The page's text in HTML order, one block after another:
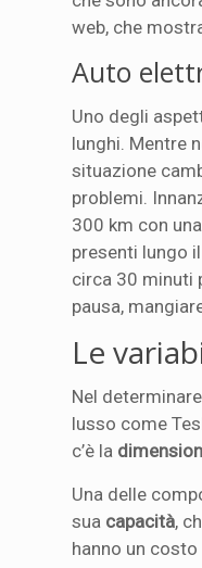
web, che
Auto
Uno degli
lunghi. Mentre
situazione
problemi.
300 km con
presenti lungo
circa 30 minuti
pausa,
Le
Nel
lusso come
c’è la
Una delle
sua capacità,
hanno un